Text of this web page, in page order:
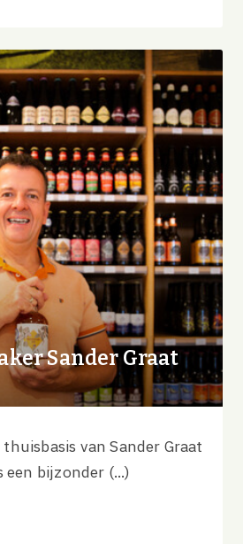
Sander Graat
van Sander Graat
bijzonder (...)